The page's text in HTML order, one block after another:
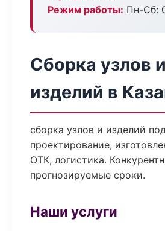
Режим работы: Пн-Сб:
Сборка узлов и
изделий в
сборка узлов и изделий
проектирование,
ОТК, логистика.
прогнозируемые сроки.
Наши услуги